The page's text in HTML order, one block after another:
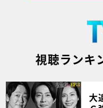
視聴ランキ
大